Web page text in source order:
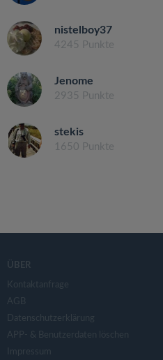
nistelboy37
4245 Punkte
Jenome
2935 Punkte
stekis
1650 Punkte
ÜBER
Kontaktanfrage
AGB
Datenschutzerklärung
APP- & Benutzerdaten löschen
Impressum